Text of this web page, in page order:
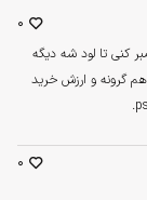
چند دقیقه صبر کنی تا لود شه دیگه
هم گرونه و ارزش خرید
0
0